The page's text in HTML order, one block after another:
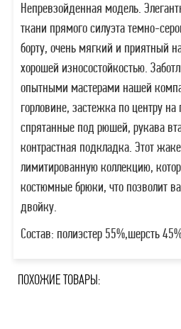
Непревзойденная модель.
ткани прямого силуэта темно-
борту, очень мягкий и приятный
хорошей износостойкостью.
опытными мастерами нашей
горловине, застежка по центру
спрятанные под рюшей, рукава
контрастная подкладка. Этот
лимитированную коллекцию,
костюмные брюки, что позволит
двойку.
Состав: полиэстер 55%,шерсть
ПОХОЖИЕ ТОВАРЫ: